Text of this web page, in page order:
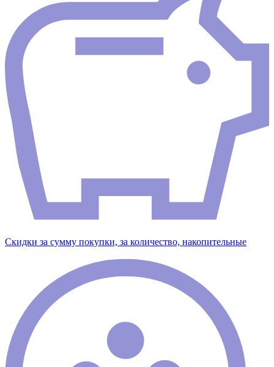
Скидки за сумму покупки, за количество, накопительные